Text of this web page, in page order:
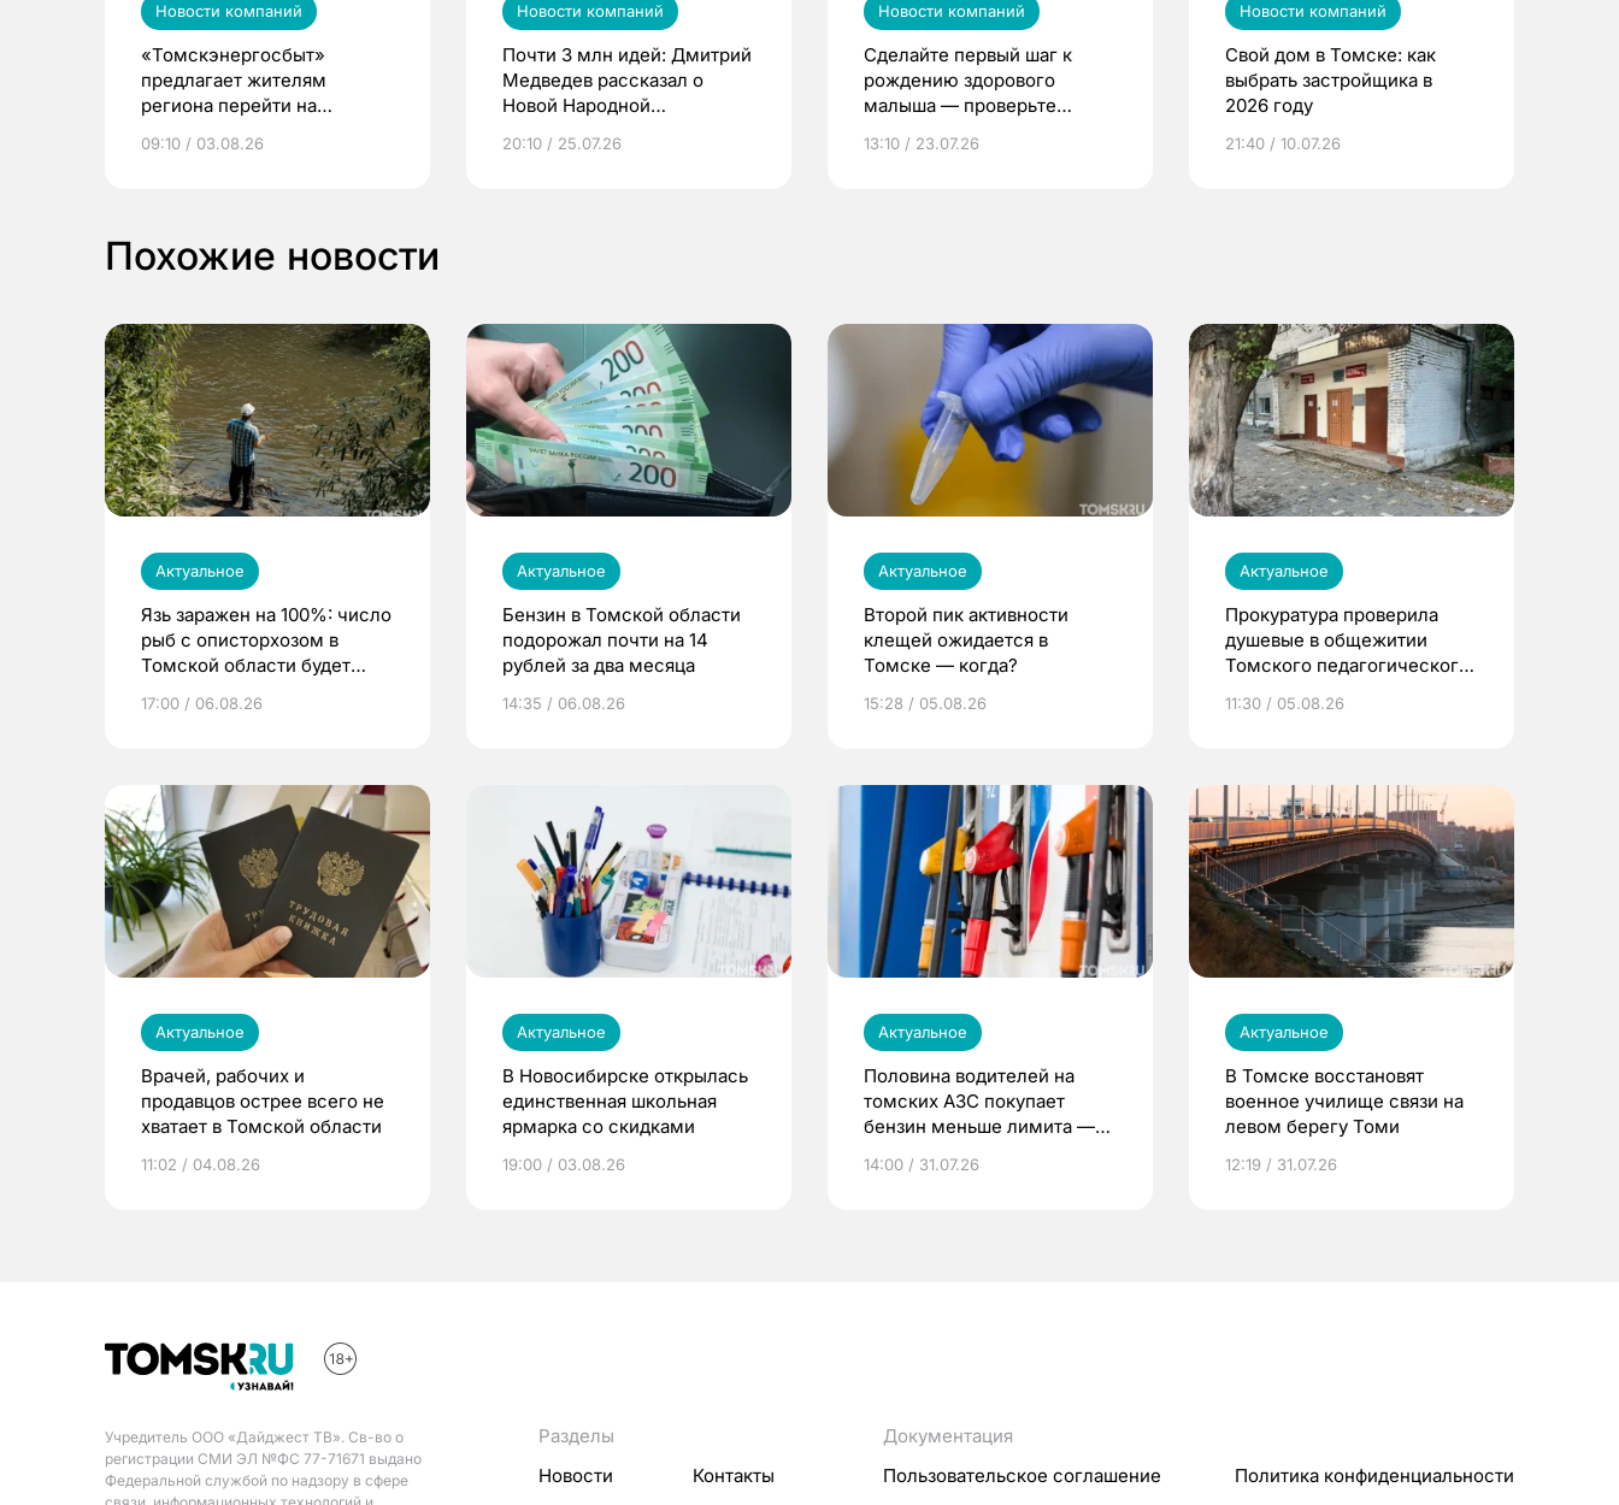
Новости компаний
«Томскэнергосбыт»
предлагает жителям
региона перейти на
выиграть призы
09:10 / 03.08.26
Новости компаний
Почти 3 млн идей: Дмитрий
Медведев рассказал о
Новой Народной
20:10 / 25.07.26
Новости компаний
Сделайте первый шаг к
рождению здорового
малыша — проверьте
по ОМС!
13:10 / 23.07.26
Новости компаний
Свой дом в Томске: как
выбрать застройщика в
2026 году
21:40 / 10.07.26
Похожие новости
Актуальное
Язь заражен на 100%: число
рыб с описторхозом в
Томской области будет
17:00 / 06.08.26
Актуальное
Бензин в Томской области
подорожал почти на 14
рублей за два месяца
14:35 / 06.08.26
Актуальное
Второй пик активности
клещей ожидается в
Томске — когда?
15:28 / 05.08.26
Актуальное
Прокуратура проверила
душевые в общежитии
Томского педагогического
11:30 / 05.08.26
Актуальное
Врачей, рабочих и
продавцов острее всего не
хватает в Томской области
11:02 / 04.08.26
Актуальное
В Новосибирске открылась
единственная школьная
ярмарка со скидками
19:00 / 03.08.26
Актуальное
Половина водителей на
томских АЗС покупает
бензин меньше лимита —
14:00 / 31.07.26
Актуальное
В Томске восстановят
военное училище связи на
левом берегу Томи
12:19 / 31.07.26
Учредитель ООО «Дайджест ТВ». Св-во о
регистрации СМИ ЭЛ №ФС 77-71671 выдано
Федеральной службой по надзору в сфере
Разделы
Новости
Контакты
Документация
Пользовательское соглашение
Политика конфиденциальности